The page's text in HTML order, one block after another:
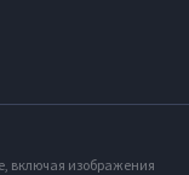
включая изображения